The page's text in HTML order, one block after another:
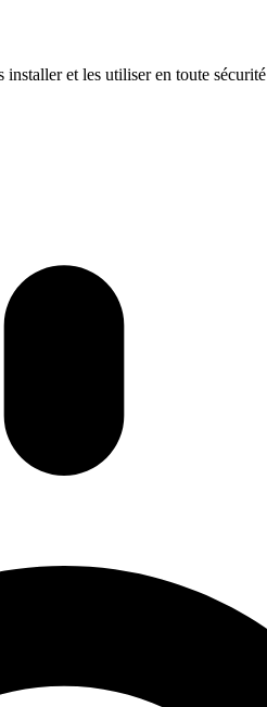
et les utiliser en toute sécurité